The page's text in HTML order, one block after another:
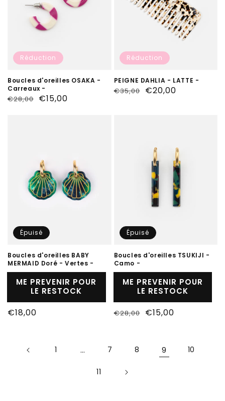
Boucles d'oreilles OSAKA -
Carreaux -
Prix
€28,00 Prix
€15,00
Réduction
PEIGNE DAHLIA - LATTE -
Prix
€35,00
Prix
€20,00
Réduction
Boucles d'oreilles BABY
MERMAID Doré - Vertes -
ME PREVENIR POUR
LE RESTOCK
Prix
€18,00
Épuisé
Boucles d'oreilles TSUKIJI -
Camo -
ME PREVENIR POUR
LE RESTOCK
Prix
€28,00
Prix
€15,00
Épuisé
1 … 7 8 9 10
11